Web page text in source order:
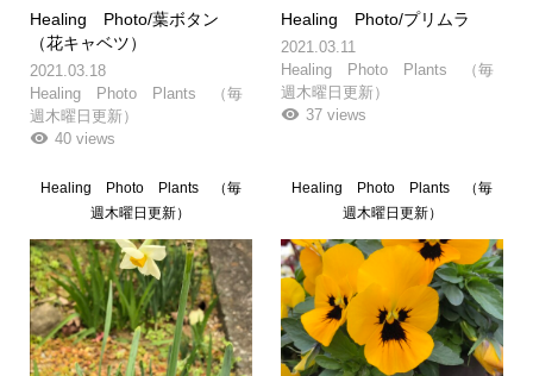
Healing Photo/葉ボタン
（花キャベツ）
2021.03.18
Healing Photo Plants （毎
週木曜日更新）
40 views
Healing Photo/プリムラ
2021.03.11
Healing Photo Plants （毎
週木曜日更新）
37 views
Healing Photo Plants （毎
週木曜日更新）
Healing Photo Plants （毎
週木曜日更新）